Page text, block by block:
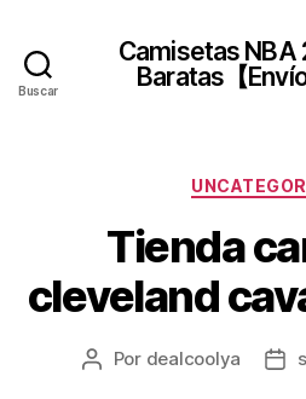
Buscar
Camisetas NBA
Baratas【Envío
Tienda
cleveland
Autor
Por dealcoolya